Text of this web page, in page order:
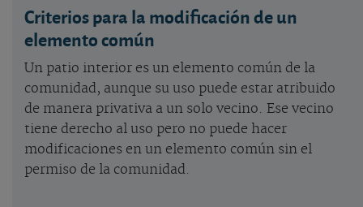
Criterios para la modificación de un
elemento común
Un patio interior es un elemento común de la
comunidad, aunque su uso puede estar atribuido
de manera privativa a un solo vecino. Ese vecino
tiene derecho al uso pero no puede hacer
modificaciones en un elemento común sin el
permiso de la comunidad.